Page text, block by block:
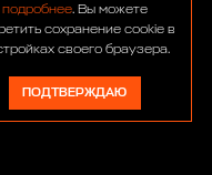
4х4»
подробнее. Вы можете
сохранение cookie в
своего браузера.
ПОДТВЕРЖДАЮ